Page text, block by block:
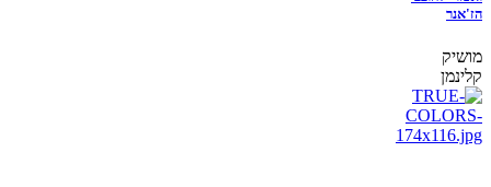
הז'אנר
מושיק
קלינמן